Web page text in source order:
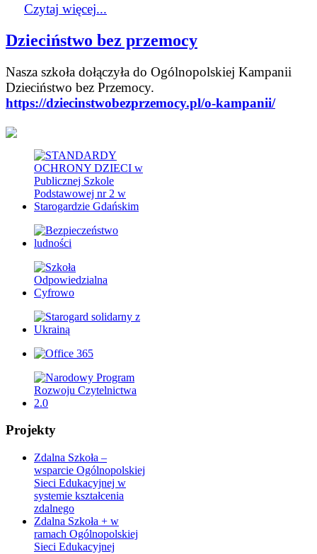
Czytaj więcej...
Dzieciństwo bez przemocy
Nasza szkoła dołączyła do Ogólnopolskiej Kampanii
Dzieciństwo bez Przemocy.
https://dziecinstwobezprzemocy.pl/o-kampanii/
Projekty
Zdalna Szkoła –
wsparcie Ogólnopolskiej
Sieci Edukacyjnej w
systemie kształcenia
zdalnego
Zdalna Szkoła + w
ramach Ogólnopolskiej
Sieci Edukacyjnej